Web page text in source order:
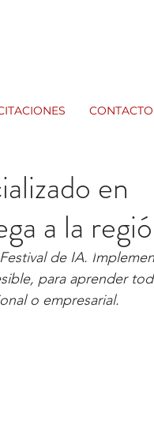
CONTACTO
en
a la
de IA. I
para aprender
o empresarial.